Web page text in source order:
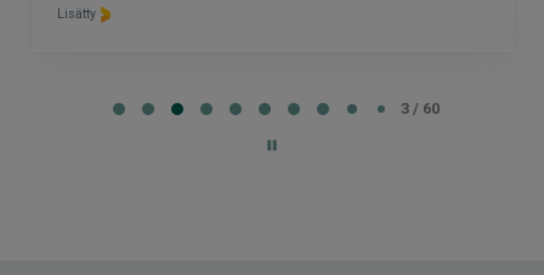
4 / 60